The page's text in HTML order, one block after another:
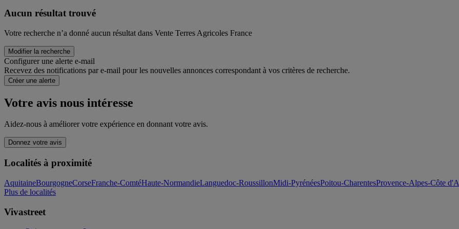
Aucun résultat trouvé
Votre recherche n’a donné aucun résultat dans Vente Terres Agricoles France
Modifier la recherche
Configurer une alerte e-mail
Recevez des notifications par e-mail pour les nouvelles annonces correspondant à vos critères de recherche.
Créer une alerte
Votre avis nous intéresse
Aidez-nous à améliorer votre expérience en donnant votre avis.
Donnez votre avis
Localités à proximité
AquitaineBourgogneCorseFranche-ComtéHaute-NormandieLanguedoc-RoussillonMidi-PyrénéesPoitou-CharentesProvence-Alpes-Côte
Plus de localités
Vivastreet